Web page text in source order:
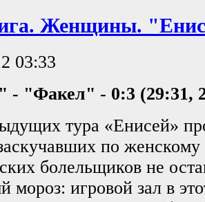
Женщины.
03:33
- "Факел" - 0:3 (29:31,
тура «Енисей»
по женскому
болельщиков не
мороз: игровой зал в